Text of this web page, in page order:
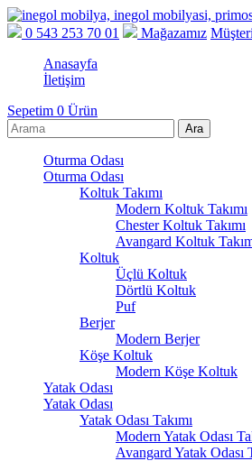
0 543 253 70 01 Mağazamız
Anasayfa
İletişim
Sepetim 0 Ürün
Oturma Odası
Oturma Odası
Koltuk Takımı
Modern Koltuk Takımı
Chester Koltuk Takımı
Avangard Koltuk
Koltuk
Üçlü Koltuk
Dörtlü Koltuk
Puf
Berjer
Modern Berjer
Köşe Koltuk
Modern Köşe Koltuk
Yatak Odası
Yatak Odası
Yatak Odası Takımı
Modern Yatak Odası
Avangard Yatak Odası